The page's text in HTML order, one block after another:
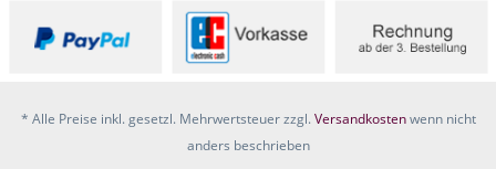
* Alle Preise inkl. gesetzl. Mehrwertsteuer zzgl.Versandkostenwenn nicht
anders beschrieben